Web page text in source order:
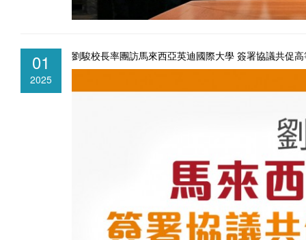
01
2025
劉駿校長率團訪馬來西亞英迪國際大學 簽署協議共促